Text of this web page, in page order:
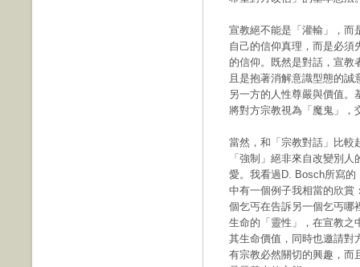
宣教絕不能是「灌輸」，而
自己的信仰真理，而是必須
的信仰。既然是對話，宣教
且是抱著消解意識型態的
另一方的人性尊嚴與價值
將對方宗教視為「魔鬼」，
當然，和「宗教對話」比較
「強制」絕非來自改變別
愛。我看過D. Bosch所寫
中有一個例子我相當的欣賞
個乞丐在告訴另一個乞丐哪
生命的「靈性」，在宣教之
其生命價值，同時也邀請對
有宗教必然關切的興趣，而